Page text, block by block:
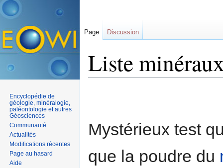
Liste
Mystérieux test
que la poudre du
Page Discussion
Encyclopédie de
géologie, minéralogie,
paléontologie et autres
Géosciences
Communauté
Actualités
Modifications récentes
Page au hasard
Aide